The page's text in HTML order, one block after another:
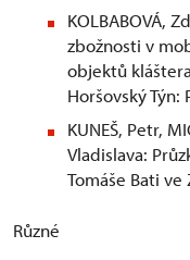
KOLBABOVÁ,
zbožnosti v
objektů
Horšovský
KUNEŠ, Petr,
Vladislava:
Tomáše Bati
Různé